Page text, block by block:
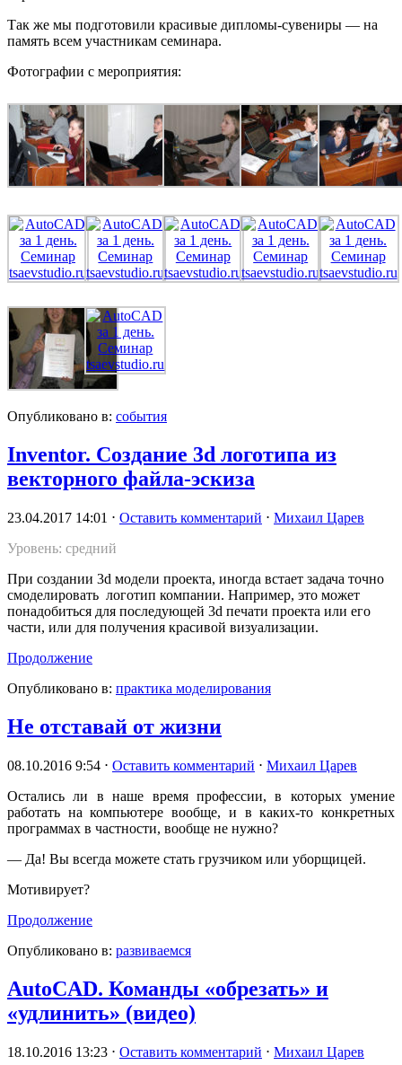
Так же мы подготовили красивые дипломы-сувениры — на
память всем участникам семинара.
Фотографии с мероприятия:
Опубликовано в: события
Inventor. Создание 3d логотипа из
векторного файла-эскиза
23.04.2017 14:01 ⋅ Оставить комментарий ⋅ Михаил Царев
Уровень: средний
При создании 3d модели проекта, иногда встает задача точно
смоделировать логотип компании. Например, это может
понадобиться для последующей 3d печати проекта или его
части, или для получения красивой визуализации.
Продолжение
Опубликовано в: практика моделирования
Не отставай от жизни
08.10.2016 9:54 ⋅ Оставить комментарий ⋅ Михаил Царев
Остались ли в наше время профессии, в которых умение
работать на компьютере вообще, и в каких-то конкретных
программах в частности, вообще не нужно?
— Да! Вы всегда можете стать грузчиком или уборщицей.
Мотивирует?
Продолжение
Опубликовано в: развиваемся
AutoCAD. Команды «обрезать» и
«удлинить» (видео)
18.10.2016 13:23 ⋅ Оставить комментарий ⋅ Михаил Царев